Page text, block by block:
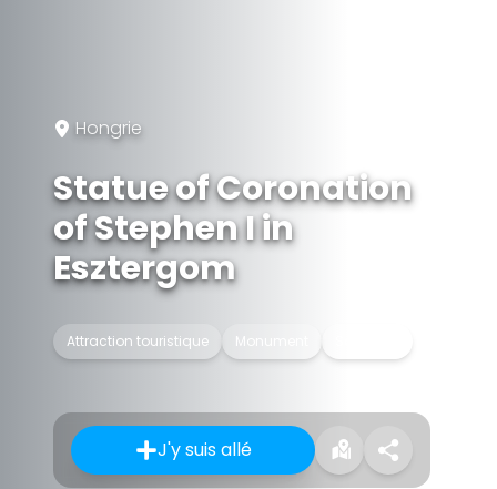
Hongrie
Statue of Coronation
of Stephen I in
Esztergom
Attraction touristique Monument
J'y suis allé